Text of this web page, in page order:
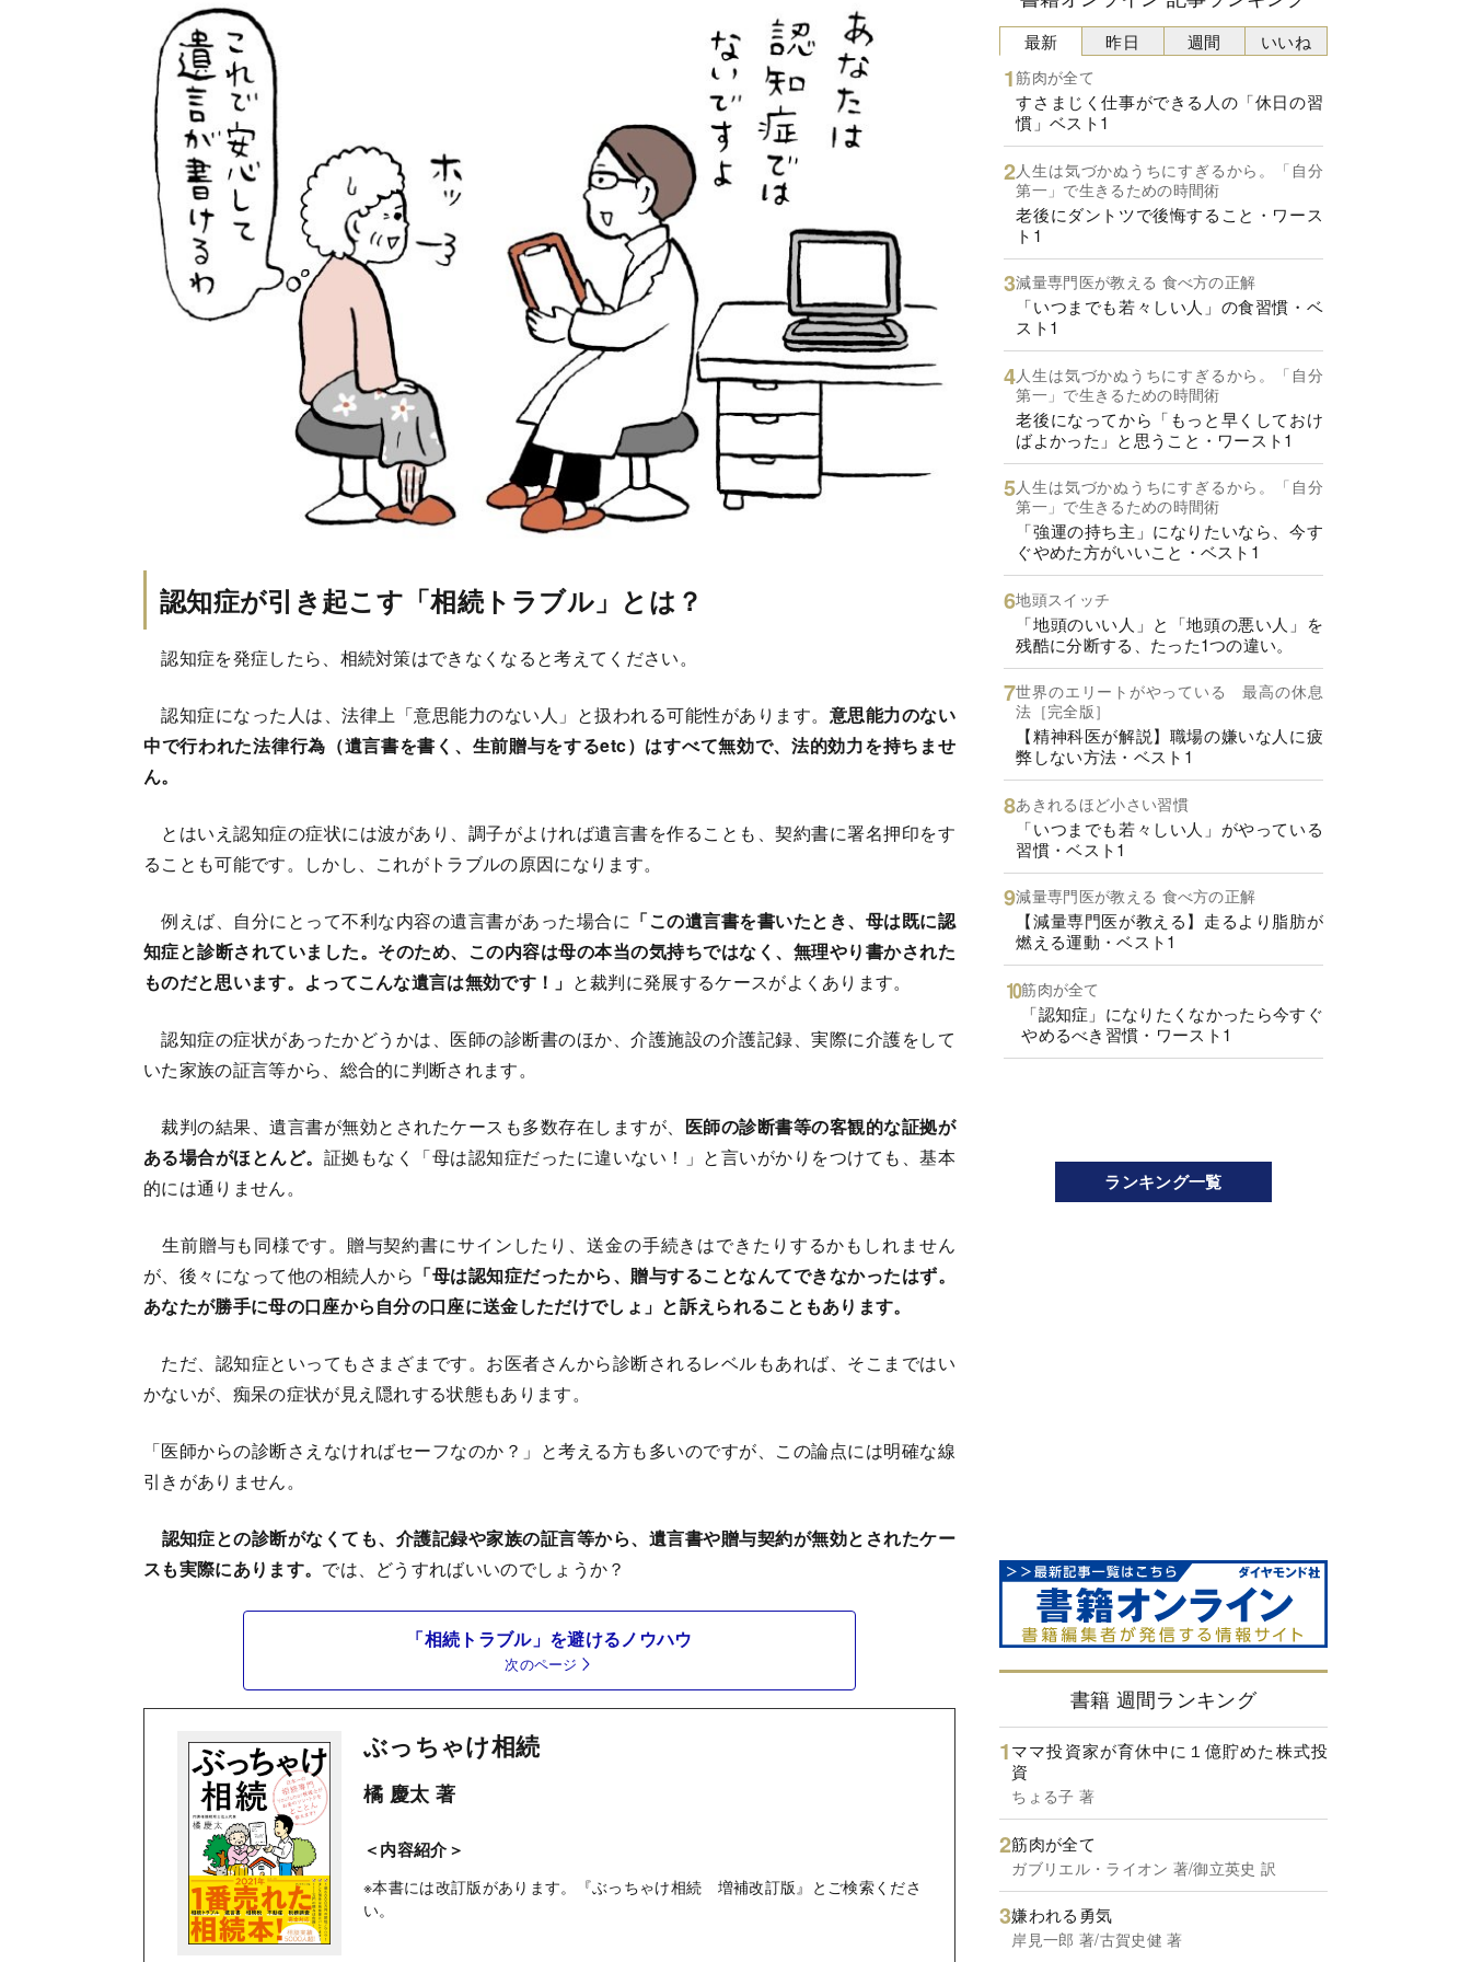
認知症が引き起こす「相続トラブル」とは？
認知症を発症したら、相続対策はできなくなると考えてください。
認知症になった人は、法律上「意思能力のない人」と扱われる可能性があります。 意思能力のない
中で行われた法律行為（遺言書を書く、生前贈与をするetc）はすべて無効で、法的効力を持ちませ
ん。
とはいえ認知症の症状には波があり、調子がよければ遺言書を作ることも、契約書に署名押印をす
ることも可能です。しかし、これがトラブルの原因になります。
例えば、自分にとって不利な内容の遺言書があった場合に 「この遺言書を書いたとき、母は既に認
知症と診断されていました。そのため、この内容は母の本当の気持ちではなく、無理やり書かされた
ものだと思います。よってこんな遺言は無効です！」 と裁判に発展するケースがよくあります。
認知症の症状があったかどうかは、医師の診断書のほか、介護施設の介護記録、実際に介護をして
いた家族の証言等から、総合的に判断されます。
裁判の結果、遺言書が無効とされたケースも多数存在しますが、 医師の診断書等の客観的な証拠が
ある場合がほとんど。 証拠もなく「母は認知症だったに違いない！」と言いがかりをつけても、基本
的には通りません。
生前贈与も同様です。贈与契約書にサインしたり、送金の手続きはできたりするかもしれません
が、後々になって他の相続人から 「母は認知症だったから、贈与することなんてできなかったはず。
あなたが勝手に母の口座から自分の口座に送金しただけでしょ」と訴えられることもあります。
ただ、認知症といってもさまざまです。お医者さんから診断されるレベルもあれば、そこまではい
かないが、痴呆の症状が見え隠れする状態もあります。
「医師からの診断さえなければセーフなのか？」と考える方も多いのですが、この論点には明確な線
引きがありません。
認知症との診断がなくても、介護記録や家族の証言等から、遺言書や贈与契約が無効とされたケー
スも実際にあります。 では、どうすればいいのでしょうか？
「相続トラブル」を避けるノウハウ
次のページ
ぶっちゃけ相続
橘 慶太 著
＜内容紹介＞
※本書には改訂版があります。『ぶっちゃけ相続 増補改訂版』とご検索くださ
い。
最新
筋肉が全て
すさまじく仕事ができる人の「休日の習
慣」ベスト1
人生は気づかぬうちにすぎるから。「自分
第一」で生きるための時間術
老後にダントツで後悔すること・ワース
ト1
減量専門医が教える 食べ方の正解
「いつまでも若々しい人」の食習慣・ベ
スト1
人生は気づかぬうちにすぎるから。「自分
第一」で生きるための時間術
老後になってから「もっと早くしておけ
ばよかった」と思うこと・ワースト1
人生は気づかぬうちにすぎるから。「自分
第一」で生きるための時間術
「強運の持ち主」になりたいなら、今す
ぐやめた方がいいこと・ベスト1
地頭スイッチ
「地頭のいい人」と「地頭の悪い人」を
残酷に分断する、たった1つの違い。
世界のエリートがやっている 最高の休息
法［完全版］
【精神科医が解説】職場の嫌いな人に疲
弊しない方法・ベスト1
あきれるほど小さい習慣
「いつまでも若々しい人」がやっている
習慣・ベスト1
減量専門医が教える 食べ方の正解
【減量専門医が教える】走るより脂肪が
燃える運動・ベスト1
筋肉が全て
「認知症」になりたくなかったら今すぐ
やめるべき習慣・ワースト1
昨日 週間 いいね
ランキング一覧
書籍 週間ランキング
ママ投資家が育休中に１億貯めた株式投
資
ちょる子 著
筋肉が全て
ガブリエル・ライオン 著/御立英史 訳
嫌われる勇気
岸見一郎 著/古賀史健 著